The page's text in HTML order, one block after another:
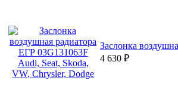
Заслонка
4 630 ₽